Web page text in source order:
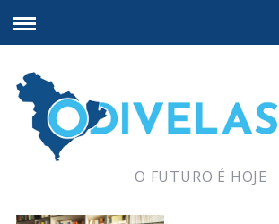
O FUTURO É HOJE